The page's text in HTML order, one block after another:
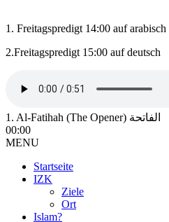
1. Freitagspredigt 14:00 auf arabisch
2.Freitagspredigt 15:00 auf deutsch
1. Al-Fatihah (The Opener) الفاتحة
00:00
MENU
Startseite
IZK
Ziele
Ort
Islam?